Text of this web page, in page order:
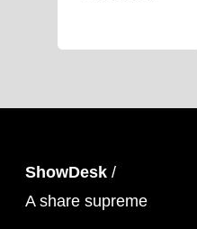
ShowDesk /
A share supreme